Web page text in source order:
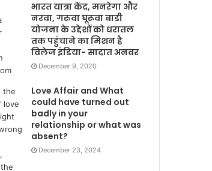
भारत यात्रा केंद्र, मनरेगा और
नरवा, गरुवा घूरूवा बाडी
योजना के उद्देशों को धरातल
तक पहुंचाने का मिशन है
विलेज इंडिया- सादात अनवर
December 9, 2020
Love Affair and What
could have turned out
badly in your
relationship or what was
absent?
December 23, 2024